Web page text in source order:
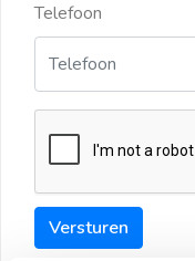
Telefoon
Versturen